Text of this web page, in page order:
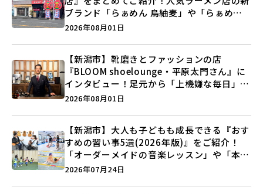
ブランド「らぁめん 鳥紬麦」や「らぁめん
しょうがの空」など盛りだくさん♪
2026年08月01日
【新潟市】靴磨きとファッションの店
『BLOOM shoelounge・平原太門さん』に
インタビュー！足元から「上機嫌な毎日」を
つくる装いの提案とは？
2026年08月01日
【新潟市】大人も子どもも成長できる『おす
すめの習い事5選(2026年版)』をご紹介！
「オーダーメイドの音楽レッスン」や「本格
キックボクシング」で新しい自分を見つけよ
2026年07月24日